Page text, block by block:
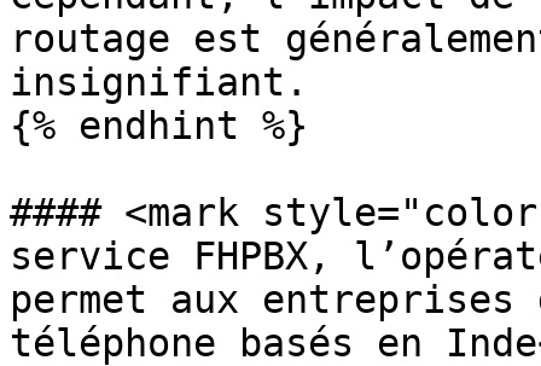
routage est
insignifiant.
{% endhint %}
#### <mark
service FHPBX,
permet aux
téléphone basés en